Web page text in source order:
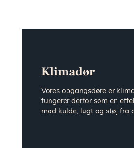
Klimadør
Vores opgangsdøre er
fungerer derfor som en
mod kulde, lugt og støj fra